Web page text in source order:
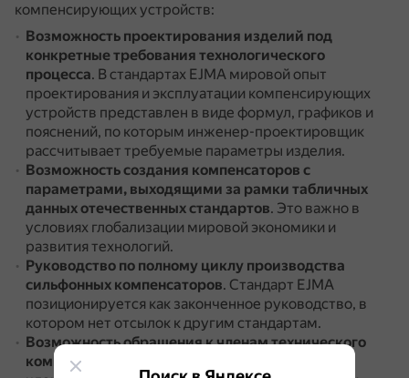
компенсирующих устройств:
Возможность проектирования изделий под
конкретные требования технологического
процесса. В стандартах EJMA мировой опыт
проектирования и эксплуатации компенсирующих
устройств представлен в виде формул, графиков и
пояснений, по которым инженер-проектировщик
рассчитывает требуемые параметры изделия.
Возможность создания компенсаторов с
параметрами, выходящими за рамки табличных
данных отечественных стандартов. Это важно в
условиях глобализации мировой экономики и
развития технологий.
Руководство по полному циклу производства
сильфонных компенсаторов. Стандарт EJMA
позиционируется как законченное руководство, в
котором нет отсылок к другим стандартам.
Возможность обращения к членам технического
комитета EJMA